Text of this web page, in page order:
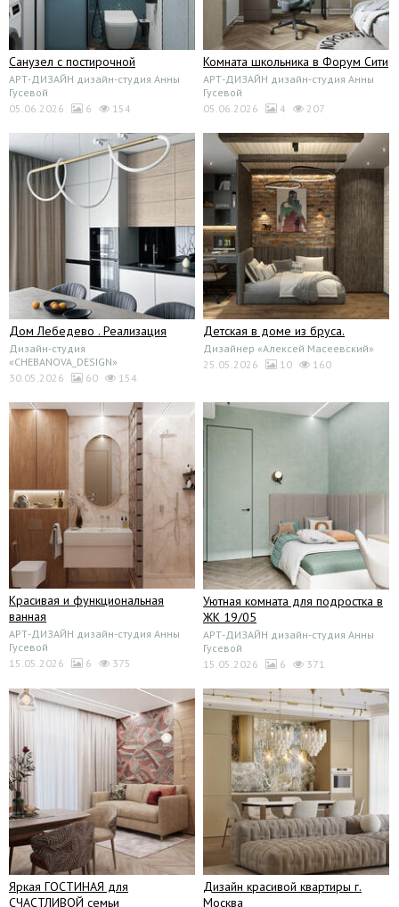
Санузел с постирочной
АРТ-ДИЗАЙН дизайн-студия Анны
Гусевой
05.06.2026
6 154
Комната школьника в Форум Сити
АРТ-ДИЗАЙН дизайн-студия Анны
Гусевой
05.06.2026
4 207
Дом Лебедево . Реализация
Дизайн-студия
«CHEBANOVA_DESIGN»
30.05.2026
60 154
Детская в доме из бруса.
Дизайнер «Алексей Масеевский»
25.05.2026
10 160
Красивая и функциональная
ванная
АРТ-ДИЗАЙН дизайн-студия Анны
Гусевой
15.05.2026
6 375
Уютная комната для подростка в
ЖК 19/05
АРТ-ДИЗАЙН дизайн-студия Анны
Гусевой
15.05.2026
6 371
Яркая ГОСТИНАЯ для
СЧАСТЛИВОЙ семьи
Дизайн красивой квартиры г.
Москва